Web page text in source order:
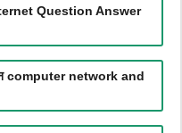
Question Answer
computer network and